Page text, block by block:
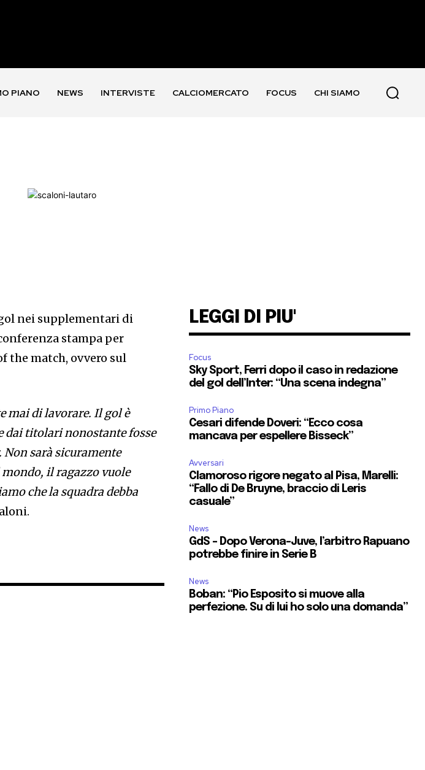
PIANO NEWS INTERVISTE CALCIOMERCATO FOCUS CHI SIAMO
nei supplementari di
stampa per
the match, ovvero sul
mai di lavorare. Il gol è
dai titolari nonostante fosse
Non sarà sicuramente
il ragazzo vuole
che la squadra debba
LEGGI DI PIU'
Focus
Sky Sport, Ferri dopo il caso in redazione
del gol dell’Inter: “Una scena indegna”
Primo Piano
Cesari difende Doveri: “Ecco cosa
mancava per espellere Bisseck”
Avversari
Clamoroso rigore negato al Pisa, Marelli:
“Fallo di De Bruyne, braccio di Leris
casuale”
News
GdS – Dopo Verona-Juve, l’arbitro Rapuano
potrebbe finire in Serie B
News
Boban: “Pio Esposito si muove alla
perfezione. Su di lui ho solo una domanda”